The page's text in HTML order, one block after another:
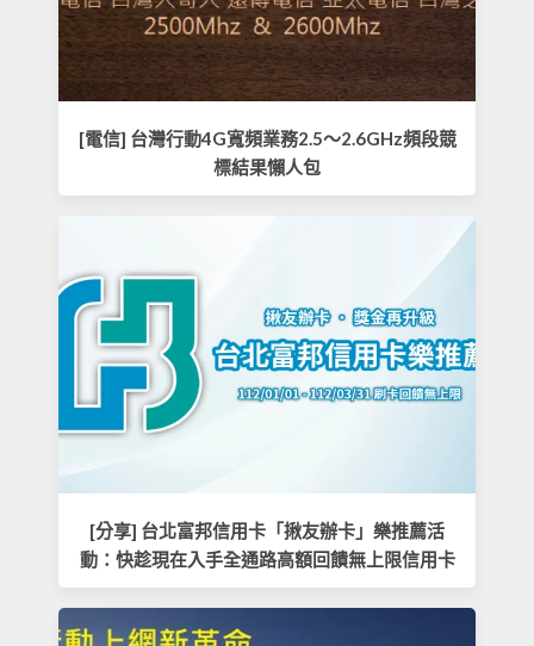
[電信] 台灣行動4G寬頻業務2.5～2.6GHz頻段競
標結果懶人包
[分享] 台北富邦信用卡「揪友辦卡」樂推薦活
動：快趁現在入手全通路高額回饋無上限信用卡